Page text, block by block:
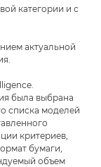
категории и с
актуальной
была выбрана
списка моделей
критериев,
бумаги,
объем